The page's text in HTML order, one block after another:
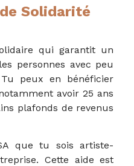
Solidarité
qui garantit un
personnes avec peu
peux en bénéficier
avoir 25 ans
plafonds de revenus
que tu sois artiste-
Cette aide est